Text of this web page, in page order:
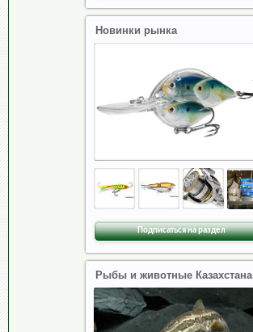
Новинки рынка
Подписаться на раздел
Рыбы и животные Казахстана